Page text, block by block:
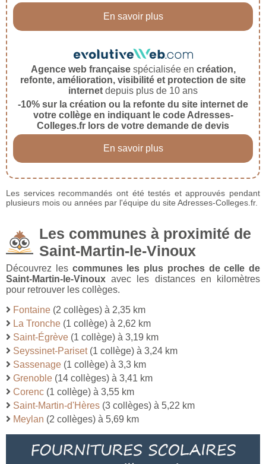
En savoir plus
Agence web françaisespécialisée en création,
refonte, amélioration, visibilité et protection de site
internet depuis plus de 10 ans
-10% sur la création ou la refonte du site internet de
votre collège en indiquant le code Adresses-
Colleges.fr lors de votre demande de devis
En savoir plus
Les services recommandés ont été testés et approuvés pendant
plusieurs mois ou années par l'équipe du site Adresses-Colleges.fr.
Les communes à proximité de
Saint-Martin-le-Vinoux
Découvrez les communes les plus proches de celle de
Saint-Martin-le-Vinoux avec les distances en kilomètres
pour retrouver les collèges.
Fontaine (2 collèges) à 2,35 km
La Tronche (1 collège) à 2,62 km
Saint-Égrève (1 collège) à 3,19 km
Seyssinet-Pariset(1 collège) à 3,24 km
Sassenage (1 collège) à 3,3 km
Grenoble (14 collèges) à 3,41 km
Corenc (1 collège) à 3,55 km
Saint-Martin-d'Hères (3 collèges) à 5,22 km
Meylan (2 collèges) à 5,69 km